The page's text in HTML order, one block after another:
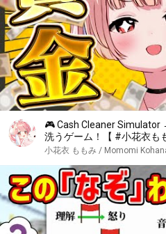
🎮 Cash Cleaner
洗うゲーム！【 #小花衣も
小花衣 ももみ / Momomi